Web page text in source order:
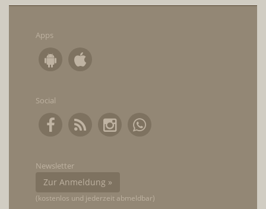
Apps
Social
Newsletter
Zur Anmeldung »
(kostenlos und jederzeit abmeldbar)